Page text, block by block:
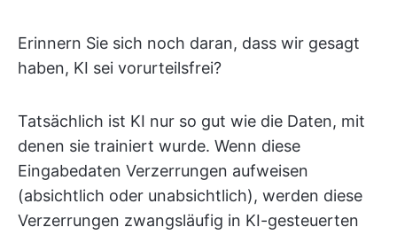
Erinnern Sie sich noch daran, dass wir gesagt
haben, KI sei vorurteilsfrei?
Tatsächlich ist KI nur so gut wie die Daten, mit
denen sie trainiert wurde. Wenn diese
Eingabedaten Verzerrungen aufweisen
(absichtlich oder unabsichtlich), werden diese
Verzerrungen zwangsläufig in KI-gesteuerten